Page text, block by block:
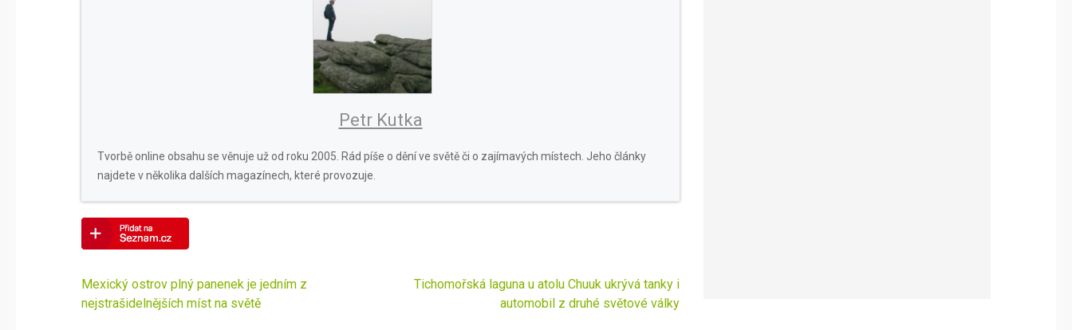
Petr Kutka
Tvorbě online obsahu se věnuje už od roku 2005. Rád píše o dění ve světě či o zajímavých místech. Jeho články
najdete v několika dalších magazínech, které provozuje.
Navigace
pro
Mexický ostrov plný panenek je jedním z
nejstrašidelnějších míst na světě
Tichomořská laguna u atolu Chuuk ukrývá tanky i
automobil z druhé světové války